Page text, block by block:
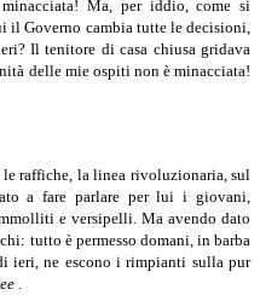
Ma, per iddio, come si
il Governo cambia tutte le decisioni,
Il tenitore di casa chiusa gridava
delle mie ospiti non è minacciata!
raffiche, la linea rivoluzionaria, sul
a fare parlare per lui i giovani,
e versipelli. Ma avendo dato
tutto è permesso domani, in barba
ieri, ne escono i rimpianti sulla pur
.